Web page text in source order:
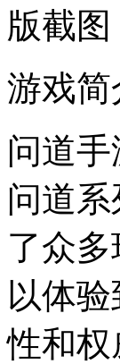
游戏简
问道
问道
了众
以体
性和